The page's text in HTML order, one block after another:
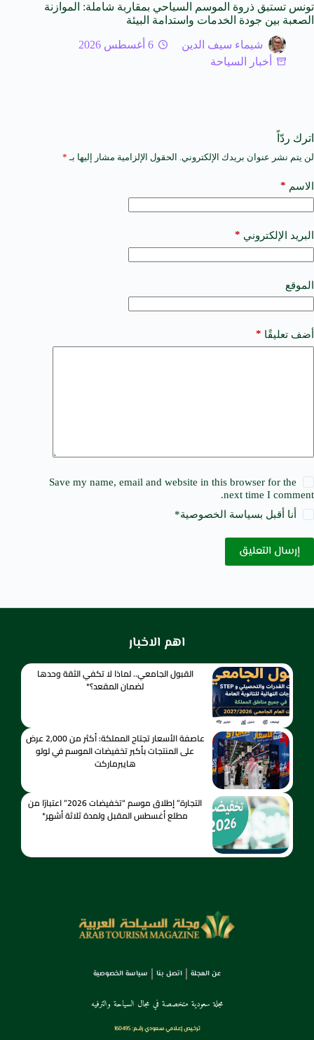
تونس تستبق ذروة الموسم السياحي بمقاربة شاملة: الموازنة
الصعبة بين جودة الخدمات واستدامة البيئة
شيماء سيف الدين
6 أغسطس 2026
أخبار السياحة
اترك ردّاً
لن يتم نشر عنوان بريدك الإلكتروني. الحقول الإلزامية مشار إليها بـ *
الاسم *
البريد الإلكتروني *
الموقع
أضف تعليقًا *
Save my name, email and website in this browser for the
next time I comment.
أنا أقبل بسياسة الخصوصية*
إرسال التعليق
A
t
e
a
t
i
e
:
اهم الاخبار
القبول الجامعي.. لماذا لا تكفي الثقة وحدها
لضمان المقعد؟*
عاصفة الأسعار تجتاح المملكة: أكثر من 2,000 عرض
على المنتجات بأكبر تخفيضات الموسم في لولو
هايبرماركت
التجارة” إطلاق موسم “تخفيضات 2026” اعتبارًا من
مطلع أغسطس المقبل ولمدة ثلاثة أشهر*
عن المجلة اتصل بنا سياسة الخصوصية
مجلة سعودية متخصصة في مجال السياحة والترفيه
ترخـيص إعـلامي سـعودي رقــم: 160495